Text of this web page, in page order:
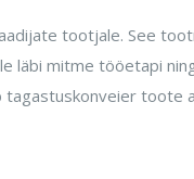
tootjale. See
mitme tööetapi
tagastuskonveier toote